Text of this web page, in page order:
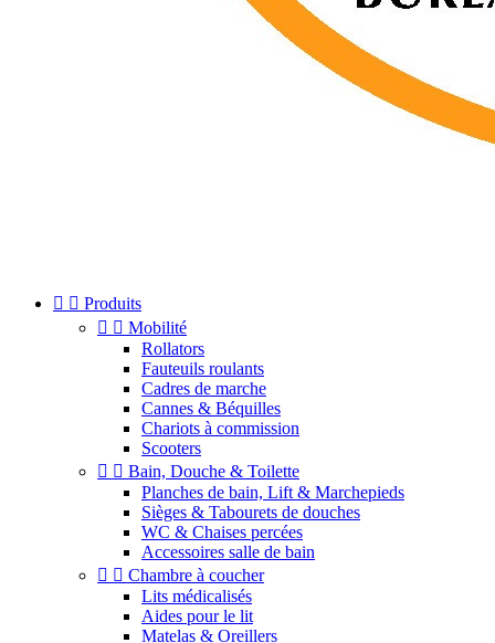
  Produits
  Mobilité
Rollators
Fauteuils roulants
Cadres de marche
Cannes & Béquilles
Chariots à commission
Scooters
  Bain, Douche & Toilette
Planches de bain, Lift & Marchepieds
Sièges & Tabourets de douches
WC & Chaises percées
Accessoires salle de bain
  Chambre à coucher
Lits médicalisés
Aides pour le lit
Matelas & Oreillers